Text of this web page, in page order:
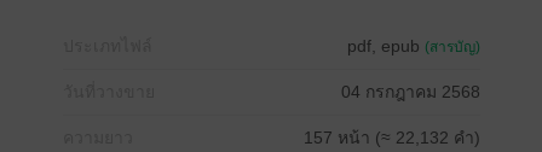
pdf, epub (สารบัญ)
04 กรกฎาคม 2568
157 หน้า (≈ 22,132 คำ)